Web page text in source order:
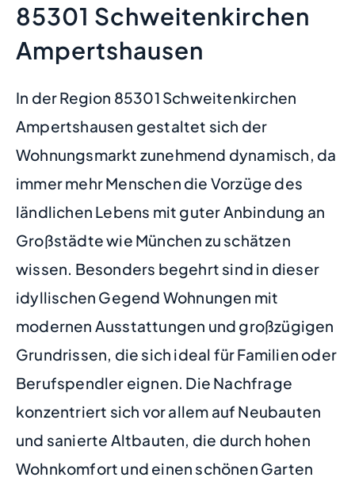
85301 Schweitenkirchen
Ampertshausen
In der Region 85301 Schweitenkirchen
Ampertshausen gestaltet sich der
Wohnungsmarkt zunehmend dynamisch, da
immer mehr Menschen die Vorzüge des
ländlichen Lebens mit guter Anbindung an
Großstädte wie München zu schätzen
wissen. Besonders begehrt sind in dieser
idyllischen Gegend Wohnungen mit
modernen Ausstattungen und großzügigen
Grundrissen, die sich ideal für Familien oder
Berufspendler eignen. Die Nachfrage
konzentriert sich vor allem auf Neubauten
und sanierte Altbauten, die durch hohen
Wohnkomfort und einen schönen Garten